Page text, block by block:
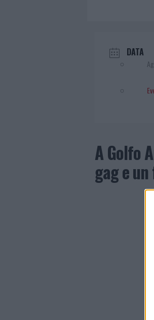
DATA
A Golfo
gag e